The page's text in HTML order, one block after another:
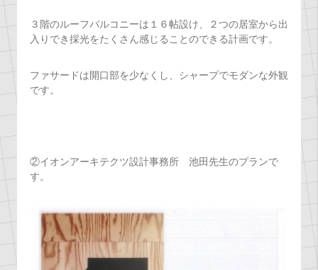
３階のルーフバルコニーは１６帖設け、２つの居室から出
入りでき採光をたくさん感じることのできる計画です。
ファサードは開口部を少なくし、シャープでモダンな外観
です。
②イオンアーキテクツ設計事務所 池田先生のプランで
す。